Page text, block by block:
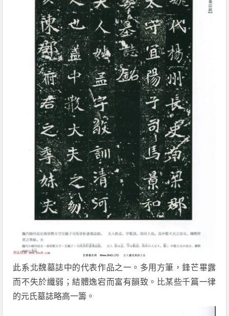
此系北魏墓誌中的代表作品之一。多用方筆，鋒芒畢露
而不失於纖弱；結體逸宕而富有韻致。比某些千篇一律
的元氏墓誌略高一籌。